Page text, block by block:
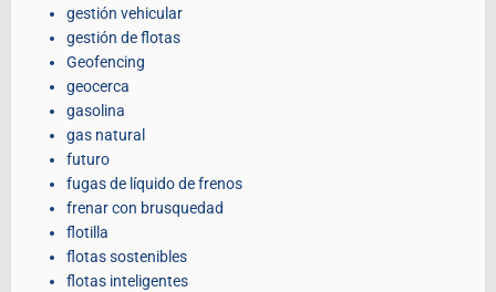
gestión vehicular
gestión de flotas
Geofencing
geocerca
gasolina
gas natural
futuro
fugas de líquido de frenos
frenar con brusquedad
flotilla
flotas sostenibles
flotas inteligentes